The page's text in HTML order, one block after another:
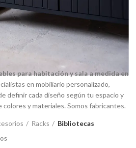
para habitación y sala a medida en
en mobiliario personalizado,
definir cada diseño según tu espacio y
y materiales. Somos fabricantes.
Racks
Bibliotecas